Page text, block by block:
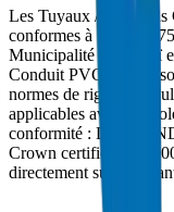
Les Tuyaux /
conformes à 1250N /
Municipalité de Dubaï
Conduit PVC Crown
normes de rigidité
applicables avec une
conformité : DM-
Crown certifiée ISO
directement sur les